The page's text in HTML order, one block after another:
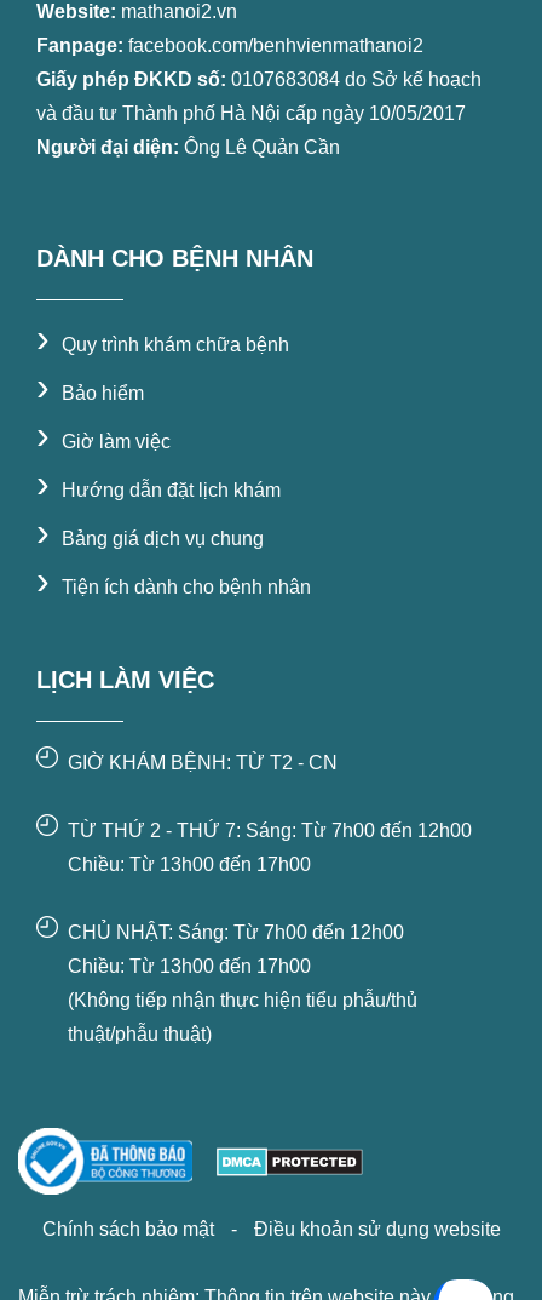
Website: mathanoi2.vn
Fanpage: facebook.com/benhvienmathanoi2
Giấy phép ĐKKD số: 0107683084 do Sở kế hoạch
và đầu tư Thành phố Hà Nội cấp ngày 10/05/2017
Người đại diện: Ông Lê Quản Cần
DÀNH CHO BỆNH NHÂN
› Quy trình khám chữa bệnh
› Bảo hiểm
› Giờ làm việc
› Hướng dẫn đặt lịch khám
› Bảng giá dịch vụ chung
› Tiện ích dành cho bệnh nhân
LỊCH LÀM VIỆC
GIỜ KHÁM BỆNH: TỪ T2 - CN
TỪ THỨ 2 - THỨ 7: Sáng: Từ 7h00 đến 12h00
Chiều: Từ 13h00 đến 17h00
CHỦ NHẬT: Sáng: Từ 7h00 đến 12h00
Chiều: Từ 13h00 đến 17h00
(Không tiếp nhận thực hiện tiểu phẫu/thủ
thuật/phẫu thuật)
Chính sách bảo mật - Điều khoản sử dụng website